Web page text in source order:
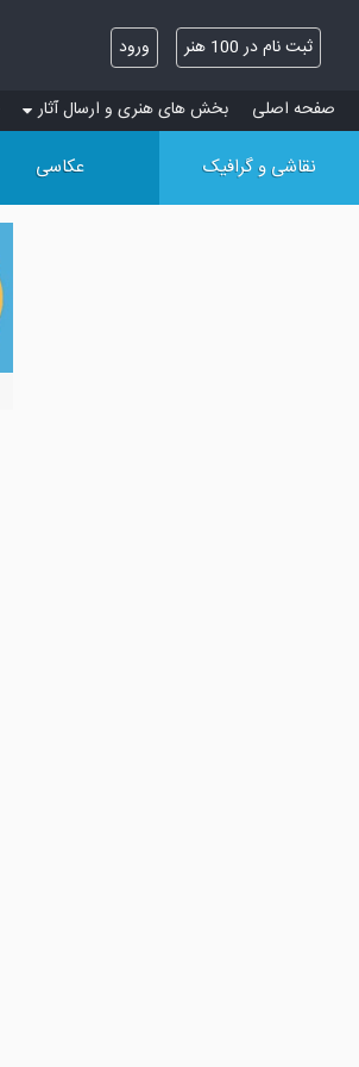
ثبت نام در 100 هنر ورود
صفحه اصلی بخش های هنری و ارسال آثار
نقاشی و گرافیک عکاسی